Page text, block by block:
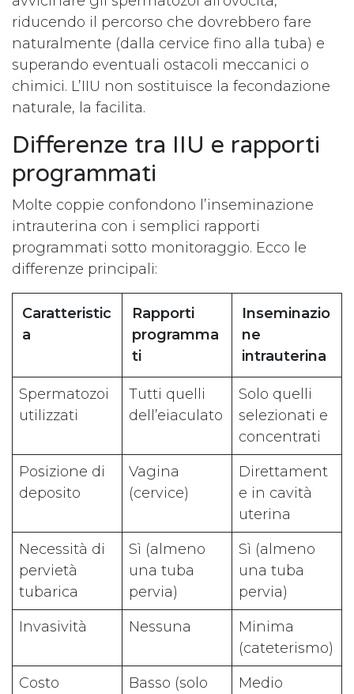
riducendo il percorso che dovrebbero fare
naturalmente (dalla cervice fino alla tuba) e
superando eventuali ostacoli meccanici o
chimici. L’IIU non sostituisce la fecondazione
naturale, la facilita.
Differenze tra IIU e rapporti
programmati
Molte coppie confondono l’inseminazione
intrauterina con i semplici rapporti
programmati sotto monitoraggio. Ecco le
differenze principali:
Caratteristic
a
Rapporti
programma
ti
Inseminazio
ne
intrauterina
Spermatozoi
utilizzati
Tutti quelli
dell’eiaculato
Solo quelli
selezionati e
concentrati
Posizione di
deposito
Vagina
(cervice)
Direttament
e in cavità
uterina
Necessità di
pervietà
tubarica
Sì (almeno
una tuba
pervia)
Sì (almeno
una tuba
pervia)
Invasività
Nessuna
Minima
(cateterismo)
Costo
Basso (solo
Medio